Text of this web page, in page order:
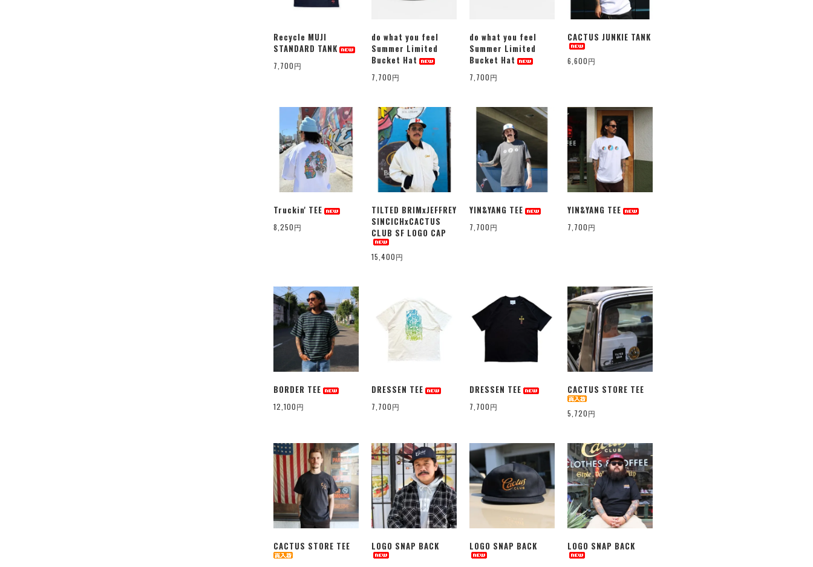
Recycle MUJI
STANDARD TANK
7,700円
do what you feel
Summer Limited
Bucket Hat
7,700円
do what you feel
Summer Limited
Bucket Hat
7,700円
CACTUS JUNKIE TANK
6,600円
Truckin' TEE
8,250円
TILTED BRIMxJEFFREY
SINCICHxCACTUS
CLUB SF LOGO CAP
15,400円
YIN&YANG TEE
7,700円
YIN&YANG TEE
7,700円
BORDER TEE
12,100円
DRESSEN TEE
7,700円
DRESSEN TEE
7,700円
CACTUS STORE TEE
5,720円
CACTUS STORE TEE LOGO SNAP BACK LOGO SNAP BACK LOGO SNAP BACK